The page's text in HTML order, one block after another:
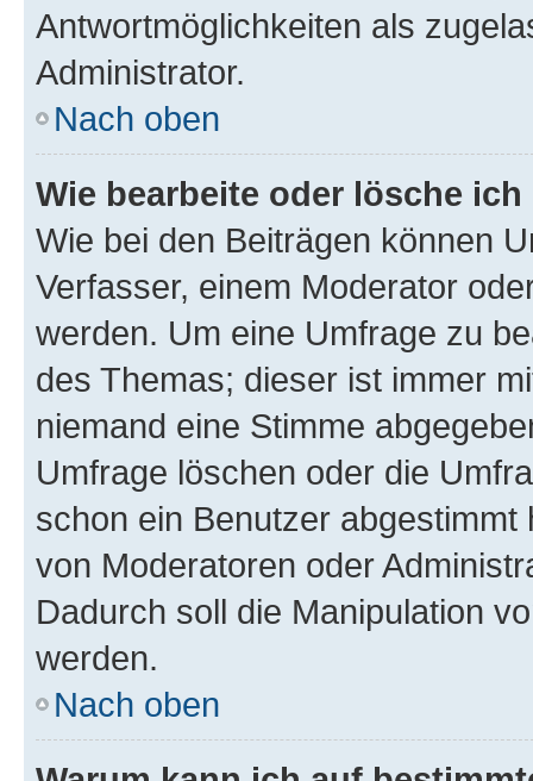
Antwortmöglichkeiten als
Administrator.
Nach oben
Wie bearbeite oder lösche
Wie bei den Beiträgen können
Verfasser, einem Moderator
werden. Um eine Umfrage zu
des Themas; dieser ist immer
niemand eine Stimme
Umfrage löschen oder die
schon ein Benutzer
von Moderatoren oder
Dadurch soll die Manipulation
werden.
Nach oben